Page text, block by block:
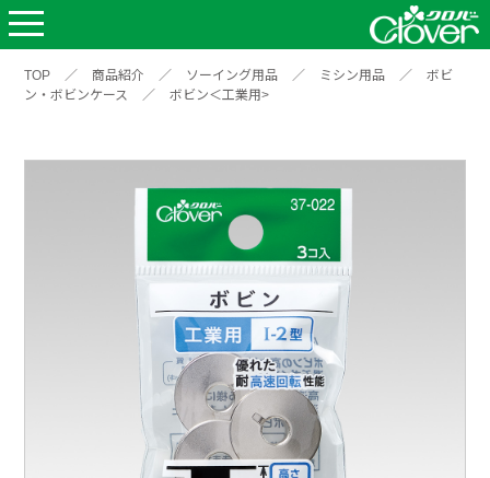
TOP ／ 商品紹介 ／ ソーイング用品 ／ ミシン用品 ／
ボビ
ン・ボビンケース
／ ボビン＜工業用>